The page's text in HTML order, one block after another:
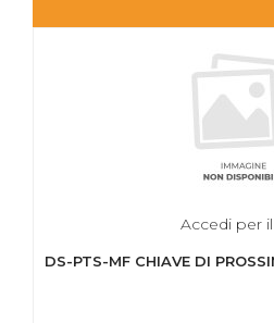
Accedi per
DS-PTS-MF CHIAVE DI